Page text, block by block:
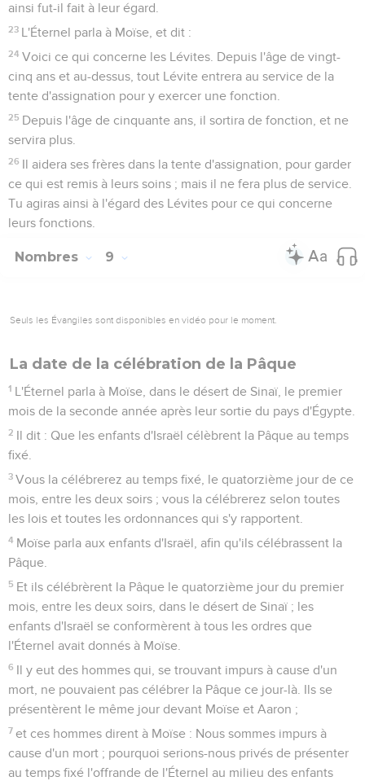
ainsi fut-il fait à leur égard.
23 L'Éternel parla à Moïse, et dit :
24 Voici ce qui concerne les Lévites. Depuis l'âge de vingt-
cinq ans et au-dessus, tout Lévite entrera au service de la
tente d'assignation pour y exercer une fonction.
25 Depuis l'âge de cinquante ans, il sortira de fonction, et ne
servira plus.
26 Il aidera ses frères dans la tente d'assignation, pour garder
ce qui est remis à leurs soins ; mais il ne fera plus de service.
Tu agiras ainsi à l'égard des Lévites pour ce qui concerne
leurs fonctions.
Nombres 9
Seuls les Évangiles sont disponibles en vidéo pour le moment.
La date de la célébration de la Pâque
1 L'Éternel parla à Moïse, dans le désert de Sinaï, le premier
mois de la seconde année après leur sortie du pays d'Égypte.
2 Il dit : Que les enfants d'Israël célèbrent la Pâque au temps
fixé.
3 Vous la célébrerez au temps fixé, le quatorzième jour de ce
mois, entre les deux soirs ; vous la célébrerez selon toutes
les lois et toutes les ordonnances qui s'y rapportent.
4 Moïse parla aux enfants d'Israël, afin qu'ils célébrassent la
Pâque.
5 Et ils célébrèrent la Pâque le quatorzième jour du premier
mois, entre les deux soirs, dans le désert de Sinaï ; les
enfants d'Israël se conformèrent à tous les ordres que
l'Éternel avait donnés à Moïse.
6 Il y eut des hommes qui, se trouvant impurs à cause d'un
mort, ne pouvaient pas célébrer la Pâque ce jour-là. Ils se
présentèrent le même jour devant Moïse et Aaron ;
7 et ces hommes dirent à Moïse : Nous sommes impurs à
cause d'un mort ; pourquoi serions-nous privés de présenter
au temps fixé l'offrande de l'Éternel au milieu des enfants